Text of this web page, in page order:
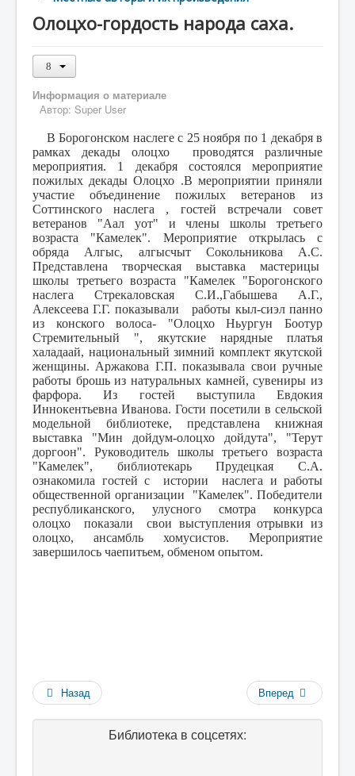
Олоцхо-гордость народа саха.
Информация о материале
Автор: Super User
В Борогонском наслеге с 25 ноября по 1 декабря в
рамках декады олоцхо проводятся различные
мероприятия. 1 декабря состоялся мероприятие
пожилых декады Олоцхо .В мероприятии приняли
участие объединение пожилых ветеранов из
Соттинского наслега , гостей встречали совет
ветеранов "Аал уот" и члены школы третьего
возраста "Камелек". Мероприятие открылась с
обряда Алгыс, алгысчыт Сокольникова А.С.
Представлена творческая выставка мастерицы
школы третьего возраста "Камелек "Борогонского
наслега Стрекаловская С.И.,Габышева А.Г.,
Алексеева Г.Г. показывали работы кыл-сиэл панно
из конского волоса- "Олоцхо Ньургун Боотур
Стремительный ", якутские нарядные платья
халадаай, национальный зимний комплект якутской
женщины. Аржакова Г.П. показывала свои ручные
работы брошь из натуральных камней, сувениры из
фарфора. Из гостей выступила Евдокия
Иннокентьевна Иванова. Гости посетили в сельской
модельной библиотеке, представлена книжная
выставка "Мин дойдум-олоцхо дойдута", "Терут
доргоон". Руководитель школы третьего возраста
"Камелек", библиотекарь Прудецкая С.А.
ознакомила гостей с истории наслега и работы
общественной организации "Камелек". Победители
республиканского, улусного смотра конкурса
олоцхо показали свои выступления отрывки из
олоцхо, ансамбль хомусистов. Мероприятие
завершилось чаепитьем, обменом опытом.
Назад Вперед
Библиотека в соцсетях: